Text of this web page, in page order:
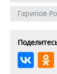
Гарипов